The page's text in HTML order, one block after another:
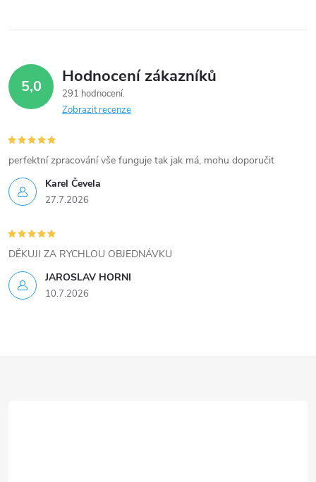
v
k
v
ý
p
i
s
u
5,0 Hodnocení zákazníků
291 hodnocení
Zobrazit recenze
Karel Čevela
27.7.2026
perfektní zpracování vše funguje tak jak má, mohu doporučit
JAROSLAV HORNI
10.7.2026
DĚKUJI ZA RYCHLOU OBJEDNÁVKU